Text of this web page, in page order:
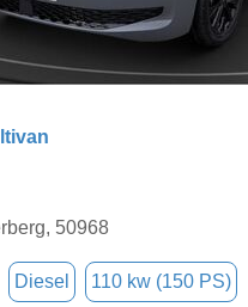
50968
Diesel 110 kw (150 PS)